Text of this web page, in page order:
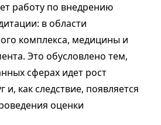
работу по внедрению
в области
комплекса, медицины и
Это обусловлено тем,
сферах идет рост
и, как следствие, появляется
оценки